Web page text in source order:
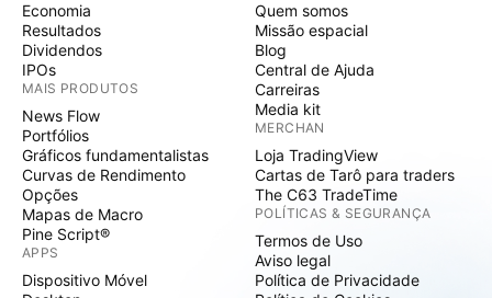
Economia
Resultados
Dividendos
IPOs
MAIS PRODUTOS
News Flow
Portfólios
Gráficos fundamentalistas
Curvas de Rendimento
Opções
Mapas de Macro
Pine Script®
APPS
Dispositivo Móvel
Quem somos
Missão espacial
Blog
Central de Ajuda
Carreiras
Media kit
MERCHAN
Loja TradingView
Cartas de Tarô para traders
The C63 TradeTime
POLÍTICAS & SEGURANÇA
Termos de Uso
Aviso legal
Política de Privacidade